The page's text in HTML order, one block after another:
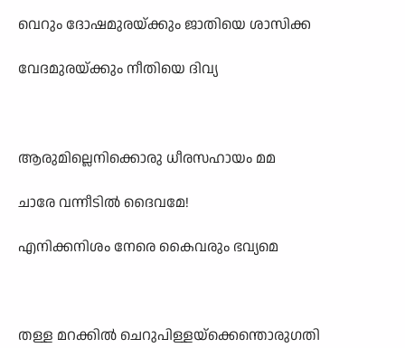
വെറും ദോഷമുരയ്ക്കും ജാതിയെ ശാസിക്ക
വേദമുരയ്ക്കും നീതിയെ ദിവ്യ
ആരുമില്ലെനിക്കൊരു ധീരസഹായം മമ
ചാരേ വന്നീടിൽ ദൈവമേ!
എനിക്കനിശം നേരെ കൈവരും ഭവ്യമെ
തള്ള മറക്കിൽ ചെറുപിള്ളയ്ക്കെന്തൊരുഗതി